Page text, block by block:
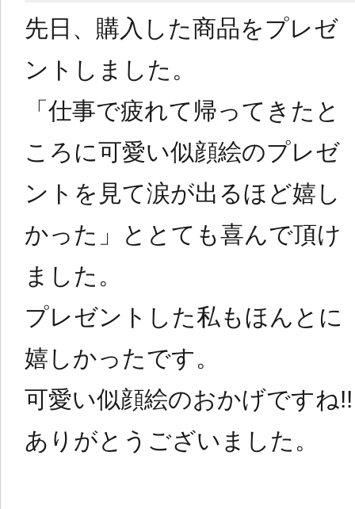
on
先日、購入した商品をプレゼ
ントしました。
「仕事で疲れて帰ってきたと
ころに可愛い似顔絵のプレゼ
ントを見て涙が出るほど嬉し
かった」ととても喜んで頂け
ました。
プレゼントした私もほんとに
嬉しかったです。
可愛い似顔絵のおかげですね!!
ありがとうございました。